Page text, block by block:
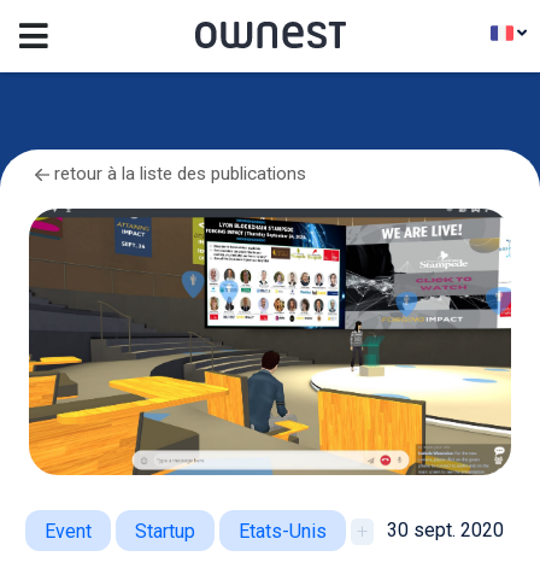
retour à la liste des publications
Event Startup Etats-Unis + 30 sept. 2020